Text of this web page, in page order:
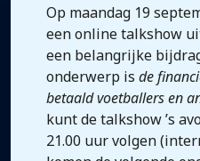
Op maandag 19
een online talkshow
een belangrijke
onderwerp is de
betaald voetballers en
kunt de talkshow ’s
21.00 uur volgen